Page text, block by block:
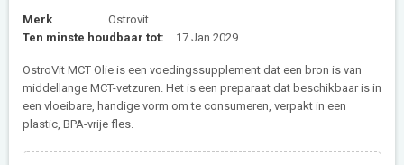
Merk
Ostrovit
Ten minste houdbaar tot:
17 Jan 2029
OstroVit MCT Olie is een voedingssupplement dat een bron is van
middellange MCT-vetzuren. Het is een preparaat dat beschikbaar is in
een vloeibare, handige vorm om te consumeren, verpakt in een
plastic, BPA-vrije fles.